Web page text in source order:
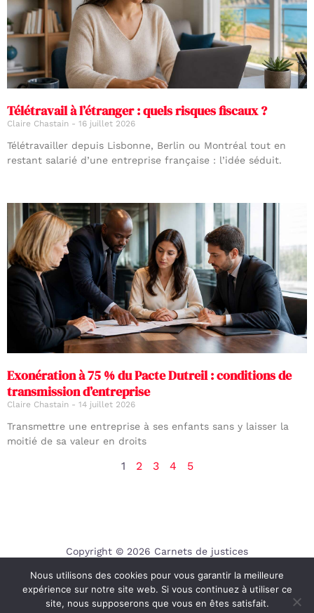
Télétravail à l’étranger : quels risques fiscaux ?
Claire Chastain 16 juillet 2026
Télétravailler depuis Lisbonne, Berlin ou Montréal tout en
restant salarié d’une entreprise française : l’idée séduit.
Exonération à 75 % du Pacte Dutreil : conditions de
transmission d’entreprise
Claire Chastain 14 juillet 2026
Transmettre une entreprise à ses enfants sans y laisser la
moitié de sa valeur en droits
1 2 3 4 5
Copyright © 2026 Carnets de justices
Contact
Mentions légales
Nous utilisons des cookies pour vous garantir la meilleure
expérience sur notre site web. Si vous continuez à utiliser ce
site, nous supposerons que vous en êtes satisfait.